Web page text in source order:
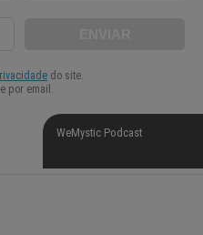
WeMystic Podcast